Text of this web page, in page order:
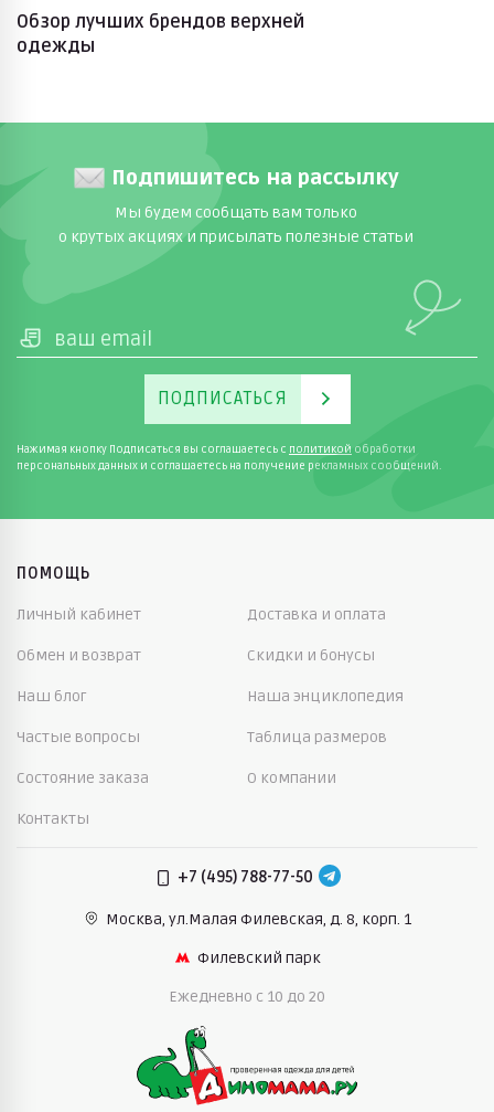
Обзор лучших брендов верхней
одежды
Подпишитесь на рассылку
Мы будем сообщать вам только
о крутых акциях и присылать полезные статьи
ПОДПИСАТЬСЯ
Нажимая кнопку Подписаться вы соглашаетесь с политикой обработки
персональных данных и соглашаетесь на получение рекламных сообщений.
ПОМОЩЬ
Личный кабинет Доставка и оплата
Обмен и возврат Скидки и бонусы
Наш блог Наша энциклопедия
Частые вопросы Таблица размеров
Состояние заказа О компании
Контакты
+7 (495) 788-77-50
Москва, ул.Малая Филевская, д. 8, корп. 1
Филевский парк
Ежедневно c 10 до 20